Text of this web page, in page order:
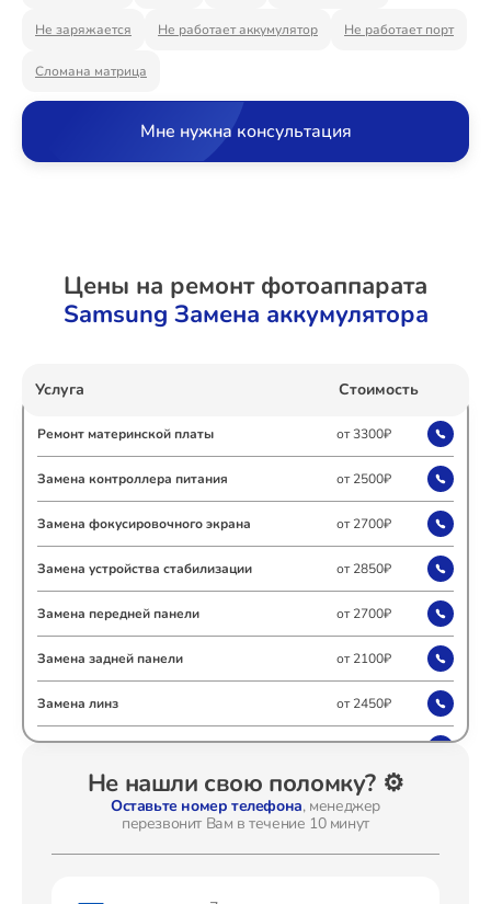
Не заряжается Не работает аккумулятор Не работает порт
Сломана матрица
Мне нужна консультация
Цены на ремонт фотоаппарата
Samsung Замена аккумулятора
Услуга Стоимость
Ремонт материнской платы от 3300₽
Замена контроллера питания от 2500₽
Замена фокусировочного экрана от 2700₽
Замена устройства стабилизации от 2850₽
Замена передней панели от 2700₽
Замена задней панели от 2100₽
Замена линз от 2450₽
Замена диска управления от 2100₽
Замена вспышки от 3050₽
Не нашли свою поломку? ⚙️
Оставьте номер телефона, менеджер
перезвонит Вам в течение 10 минут
Ремонт Интерактивных панелей
Ремонт Водонагревателей
Ремонт Холодильных камер
Ремонт Морозильных камер
Ремонт Кондиционеров
Ремонт Сушильных машин